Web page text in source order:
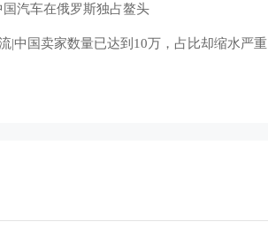
国汽车在俄罗斯独占鳌头
​|中国卖家数量已达到10万，占比却缩水严重